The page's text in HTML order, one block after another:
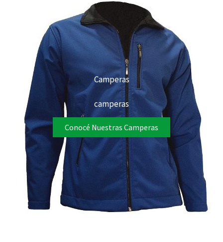
Camperas
camperas
Conocé Nuestras Camperas